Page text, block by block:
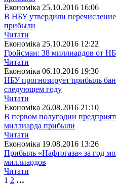
Економіка 25.10.2016 16:06
В НБУ утвердили
прибыли
Читати
Економіка 25.10.2016 12:22
Гройсман: 38 миллиардов от
Читати
Економіка 06.10.2016 19:30
НБУ прогнозирует прибыль
следующем году
Читати
Економіка 26.08.2016 21:10
В первом полугодии
миллиарда прибыли
Читати
Економіка 19.08.2016 13:26
Прибыль «Нафтогаза» за год
миллиардов
Читати
1 2 …